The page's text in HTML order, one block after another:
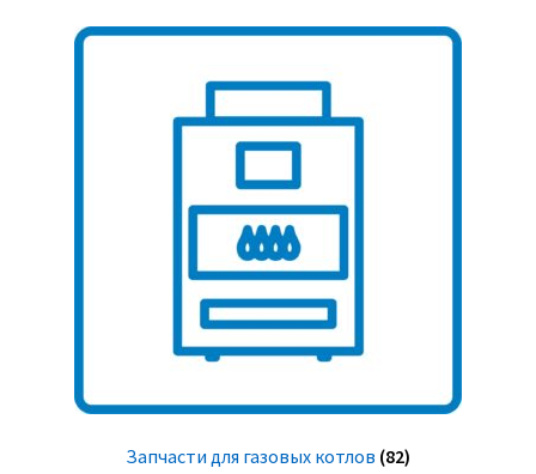
Запчасти для газовых котлов (82)